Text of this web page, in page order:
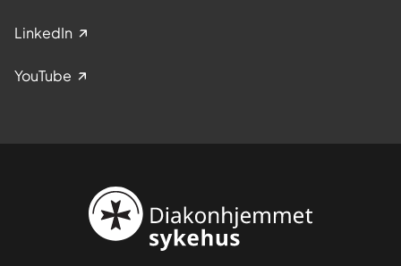
LinkedIn
YouTube